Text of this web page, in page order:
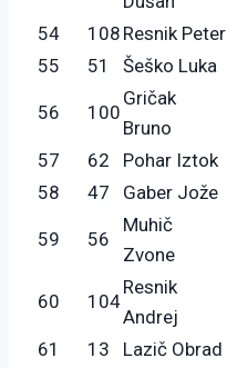
54
108 Resnik Peter
55
51 Šeško Luka
56 100
Gričak
Bruno
57 62 Pohar Iztok
58
47 Gaber Jože
59 56
Muhič
Zvone
60 104
Resnik
Andrej
61 13 Lazič Obrad